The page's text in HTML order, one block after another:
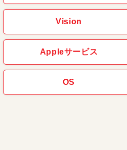
Vision
Appleサービス
OS